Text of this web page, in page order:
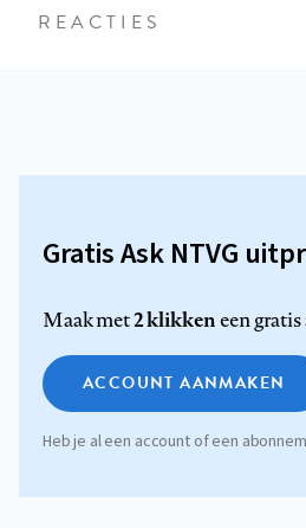
REACTIES
Gratis Ask NTVG
Maak met2 klikkeneen
ACCOUNT AANMAKEN
Heb je al een account of een